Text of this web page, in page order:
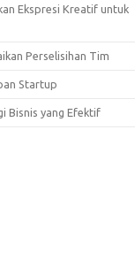
Ekspresi Kreatif untuk
Perselisihan Tim
Startup
Bisnis yang Efektif